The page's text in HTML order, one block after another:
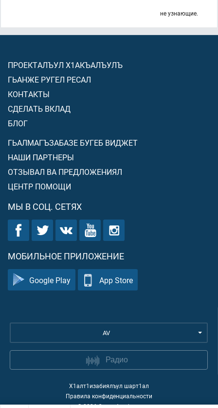
не узнающие.
ПРОЕКТАЛЪУЛ Х1АКЪАЛЪУЛЪ
ГЬАНЖЕ РУГЕЛ РЕСАЛ
КОНТАКТЫ
СДЕЛАТЬ ВКЛАД
БЛОГ
ГЬАЛМАГЪЗАБАЗЕ БУГЕБ ВИДЖЕТ
НАШИ ПАРТНЕРЫ
ОТЗЫВАЛ ВА ПРЕДЛОЖЕНИЯЛ
ЦЕНТР ПОМОЩИ
МЫ В СОЦ. СЕТЯХ
МОБИЛЬНОЕ ПРИЛОЖЕНИЕ
Google Play App Store
AV
Радио
Х1алт1изабиялъул шарт1ал
Правила конфиденциальности
©2026Quran Academy